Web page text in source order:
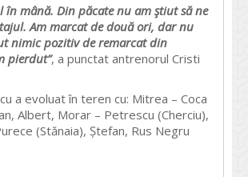
în mână. Din păcate nu am ştiut să ne
Am marcat de două ori, dar nu
nimic pozitiv de remarcat din
pierdut”, a punctat antrenorul Cristi
a evoluat în teren cu: Mitrea – Coca
Albert, Morar – Petrescu (Cherciu),
(Stănaia), Ștefan, Rus Negru